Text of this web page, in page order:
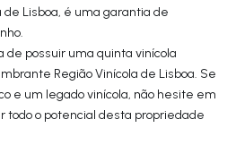
de Lisboa, é uma garantia de
de possuir uma quinta vinícola
Região Vinícola de Lisboa. Se
e um legado vinícola, não hesite em
todo o potencial desta propriedade